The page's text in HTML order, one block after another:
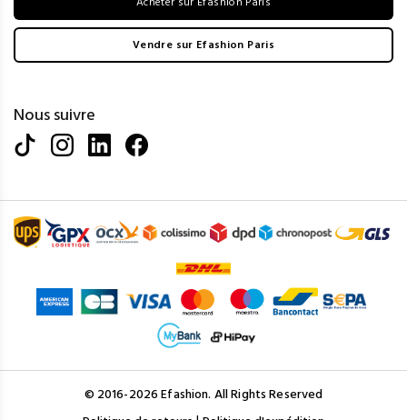
Vendre sur Efashion Paris
Nous suivre
© 2016-2026 Efashion. All Rights Reserved